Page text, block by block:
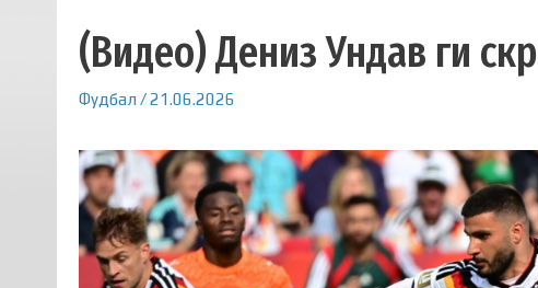
(Видео) Дениз Ундав ги
Фудбал /21.06.2026